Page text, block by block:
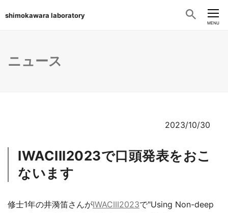
CLOSE
MENU
ニュース
2023/10/30
IWACIII2023で口頭発表をおこ
ないます
修士1年の井漪笛さんがIWACIII2023で"Using Non-deep
shimokawara laboratory